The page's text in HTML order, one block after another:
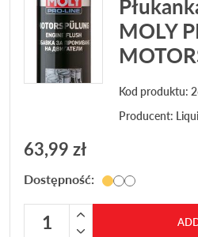
MOLY
Kod produktu:
Producent:
63,99zł
Dostępność:
Płukanka silnika LIQUI